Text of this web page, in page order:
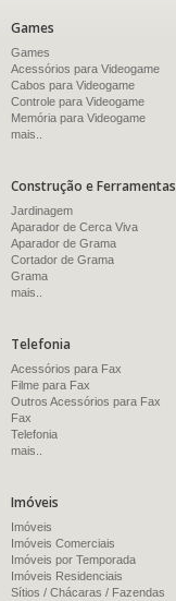
Games
Games
Acessórios para Videogame
Cabos para Videogame
Controle para Videogame
Memória para Videogame
mais..
Construção e Ferramentas
Jardinagem
Aparador de Cerca Viva
Aparador de Grama
Cortador de Grama
Grama
mais..
Telefonia
Acessórios para Fax
Filme para Fax
Outros Acessórios para Fax
Fax
Telefonia
mais..
Imóveis
Imóveis
Imóveis Comerciais
Imóveis por Temporada
Imóveis Residenciais
Sítios / Chácaras / Fazendas